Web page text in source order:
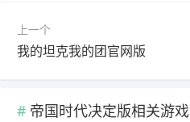
上一个
我的坦克我的团官网版
帝国时代决定版相关游戏